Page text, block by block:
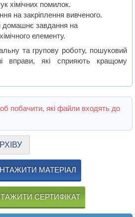
хімічних помилок.
на закріплення вивченого.
домашнє завдання на
елементу.
та групову роботу, пошуковий
вправи, які сприяють кращому
побачити, які файли входять до
МАТЕРІАЛ
СЕРТИФІКАТ